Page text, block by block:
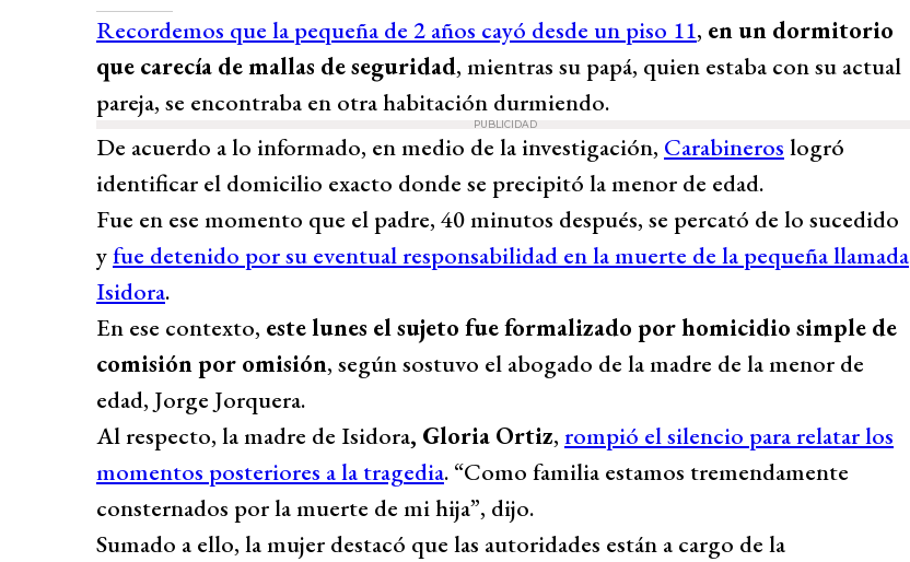
Recordemos que la pequeña de 2 años cayó desde un piso 11, en un dormitorio
que carecía de mallas de seguridad, mientras su papá, quien estaba con su actual
pareja, se encontraba en otra habitación durmiendo.
PUBLICIDAD
De acuerdo a lo informado, en medio de la investigación, Carabineros logró
identificar el domicilio exacto donde se precipitó la menor de edad.
Fue en ese momento que el padre, 40 minutos después, se percató de lo sucedido
yfue detenido por su eventual responsabilidad en la muerte de la pequeña llamada
Isidora.
En ese contexto, este lunes el sujeto fue formalizado por homicidio simple de
comisión por omisión, según sostuvo el abogado de la madre de la menor de
edad, Jorge Jorquera.
Al respecto, la madre de Isidora, Gloria Ortiz, rompió el silencio para relatar los
momentos posteriores a la tragedia. “Como familia estamos tremendamente
consternados por la muerte de mi hija”, dijo.
Sumado a ello, la mujer destacó que las autoridades están a cargo de la